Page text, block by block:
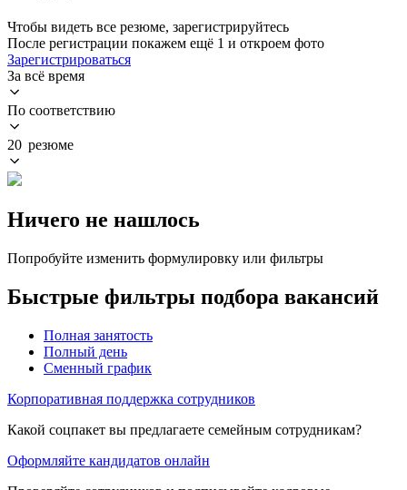
Чтобы видеть все резюме, зарегистрируйтесь
После регистрации покажем ещё 1 и откроем фото
Зарегистрироваться
За всё время
По соответствию
20 резюме
Ничего не нашлось
Попробуйте изменить формулировку или фильтры
Быстрые фильтры подбора вакансий
Полная занятость
Полный день
Сменный график
Корпоративная поддержка сотрудников
Какой соцпакет вы предлагаете семейным сотрудникам?
Оформляйте кандидатов онлайн